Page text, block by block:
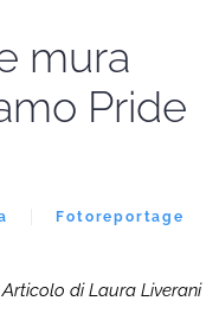
mura
Pride
Fotoreportage
Articolo di Laura Liverani